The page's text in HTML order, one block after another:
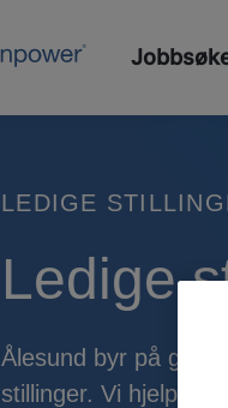
LEDIGE
Ledige
Ålesund byr på
stillinger. Vi hjelper